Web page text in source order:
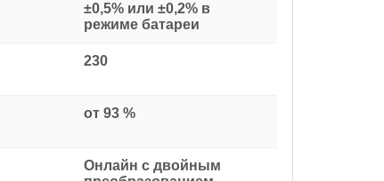
±0,5% или ±0,2% в
режиме батареи
230
от 93 %
Онлайн с двойным